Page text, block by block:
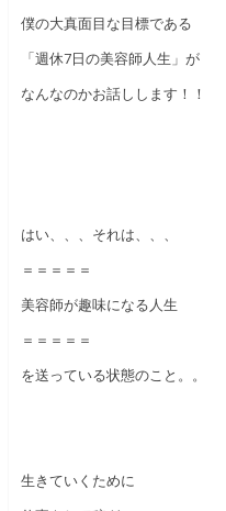
僕の大真面目な目標である
「週休7日の美容師人生」が
なんなのかお話しします！！
はい、、、それは、、、
＝＝＝＝＝
美容師が趣味になる人生
＝＝＝＝＝
を送っている状態のこと。。
生きていくために